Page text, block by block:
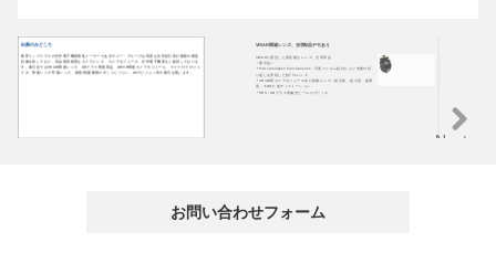
出展のみどころ
業界トップクラスの光学電子機器製造メーカーであるサニー・グループは高度な光学設計及び最新の製造
設備を有しており、高品質高精度なカメラレンズ、カメラモジュール、光学電子機器をご提供しておりま
す。展示会ではVR/AR関連レンズ、ARグラス関連部品、AR/VR関連カメラモジュール、マイクロプロジェ
クタ、球面レンズ/平面レンズ、家庭用/業務用ロボットビジョン、AloTビジョン等の展示を致します。
VR/AR関連レンズ、光学部品デモあり
VR/ARに適合した高性能なレンズ、光学部品
＜展示品＞
＊Flat Lamination Pancake Lens : 平面フィルム貼付により光路の折
り返しを実現した短TTLレンズ
＊VR/AR用カメラモジュール向け各種レンズ：超広角、超小型、超薄
型、６DOF, 低ディストーション
＊PBS：ARグラス用偏光ビームスプリッタ
Next
お問い合わせフォーム